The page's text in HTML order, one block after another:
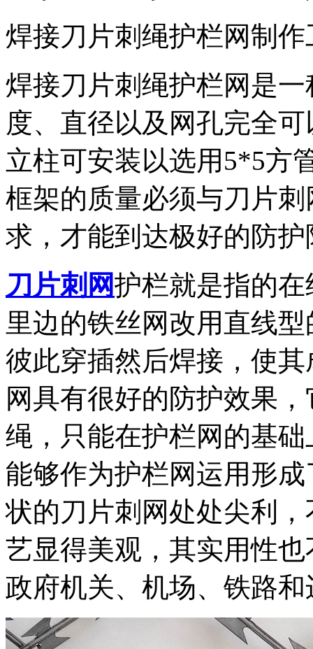
焊接刀片刺绳护栏网制作
焊接刀片刺绳护栏网是
度、直径以及网孔完全
立柱可安装以选用5*5方
框架的质量必须与刀片
求，才能到达极好的防
刀片刺网护栏就是指的
里边的铁丝网改用直线
彼此穿插然后焊接，使
网具有很好的防护效果
绳，只能在护栏网的基
能够作为护栏网运用形
状的刀片刺网处处尖利
艺显得美观，其实用性
政府机关、机场、铁路